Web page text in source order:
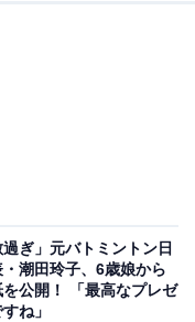
過ぎ」元バトミントン日
潮田玲子、6歳娘から
公開！ 「最高なプレゼ
ね」